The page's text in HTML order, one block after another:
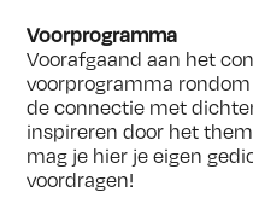
Voorprogramma
Voorafgaand aan het
voorprogramma
de connectie met
inspireren door het
mag je hier je eigen
voordragen!